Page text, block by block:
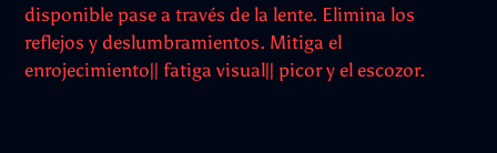
disponible pase a través de la lente. Elimina los
reflejos y deslumbramientos. Mitiga el
enrojecimiento|| fatiga visual|| picor y el escozor.